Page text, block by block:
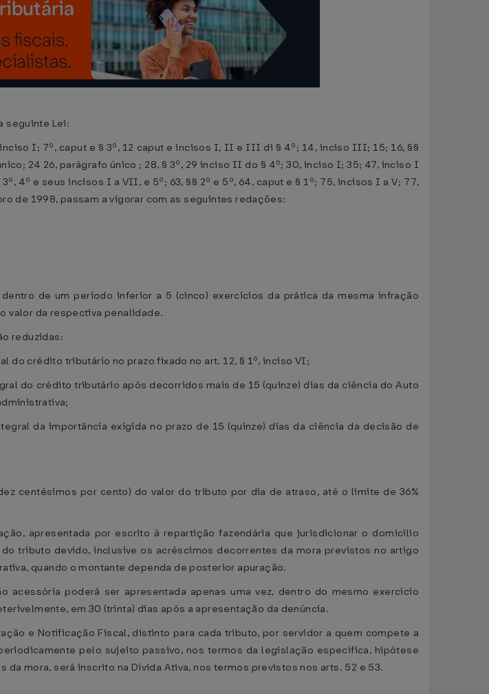
seguinte Lei:
I; 7º, caput e § 3º, 12 caput e incisos I, II e III di § 4º; 14, inciso III; 15; 16, §§
24 26, parágrafo único ; 28, § 3º, 29 inciso II do § 4º; 30, inciso I; 35; 47, inciso I
4º e seus incisos I a VII, e 5º; 63, §§ 2º e 5º, 64, caput e § 1º; 75, incisos I a V; 77,
de 1998, passam a vigorar com as seguintes redações:
de um período inferior a 5 (cinco) exercícios da prática da mesma infração
valor da respectiva penalidade.
reduzidas:
do crédito tributário no prazo fixado no art. 12, § 1º, inciso VI;
do crédito tributário após decorridos mais de 15 (quinze) dias da ciência do Auto
da importância exigida no prazo de 15 (quinze) dias da ciência da decisão de
centésimos por cento) do valor do tributo por dia de atraso, até o limite de 36%
apresentada por escrito à repartição fazendária que jurisdicionar o domicílio
tributo devido, inclusive os acréscimos decorrentes da mora previstos no artigo
quando o montante dependa de posterior apuração.
acessória poderá ser apresentada apenas uma vez, dentro do mesmo exercício
em 30 (trinta) dias após a apresentação da denúncia.
e Notificação Fiscal, distinto para cada tributo, por servidor a quem compete a
pelo sujeito passivo, nos termos da legislação específica, hipótese
mora, será inscrito na Dívida Ativa, nos termos previstos nos arts. 52 e 53.